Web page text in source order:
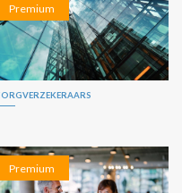
Premium
Premium